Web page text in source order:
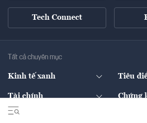
Tech Connect
Tất cả chuyên mục
Kinh tế xanh
Pháp lý
Tiêu
Tài chính
Ngân hàng
Chứng
Kinh tế số